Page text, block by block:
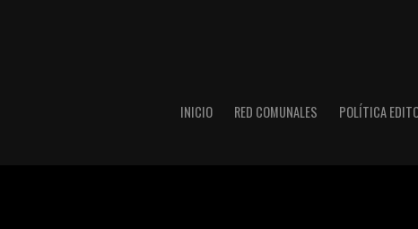
INICIO RED COMUNALES POLÍTICA